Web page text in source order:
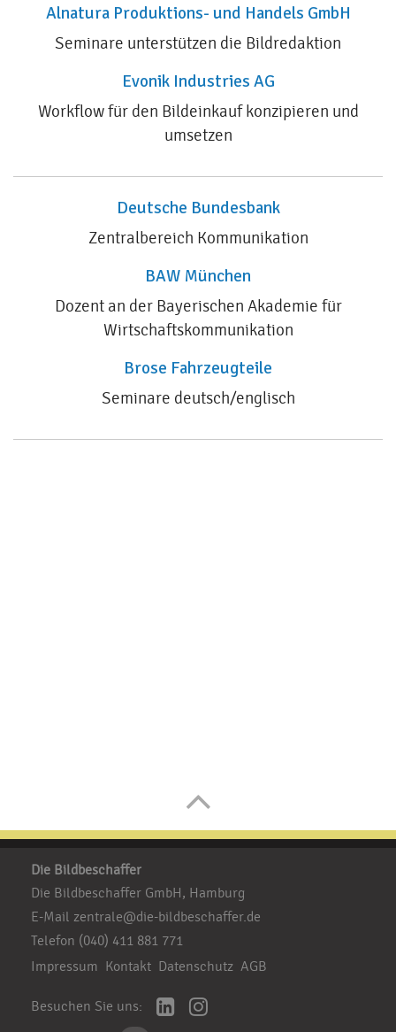
Alnatura Produktions- und Handels GmbH
Seminare unterstützen die Bildredaktion
Evonik Industries AG
Workflow für den Bildeinkauf konzipieren und
umsetzen
Deutsche Bundesbank
Zentralbereich Kommunikation
BAW München
Dozent an der Bayerischen Akademie für
Wirtschaftskommunikation
Brose Fahrzeugteile
Seminare deutsch/englisch
Die Bildbeschaffer
Die Bildbeschaffer GmbH, Hamburg
E-Mail zentrale@die-bildbeschaffer.de
Telefon (040) 411 881 771
Impressum Kontakt Datenschutz AGB
Besuchen Sie uns: